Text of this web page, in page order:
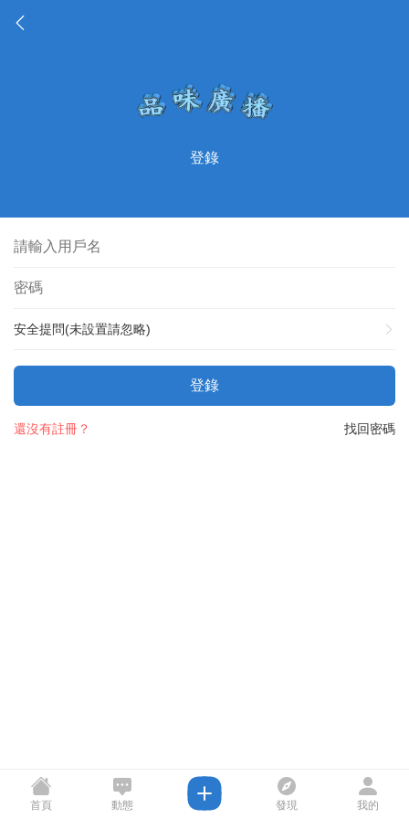
登錄
安全提問(未設置請忽略)
登錄
找回密碼
還沒有註冊？
首頁 動態 發現 我的